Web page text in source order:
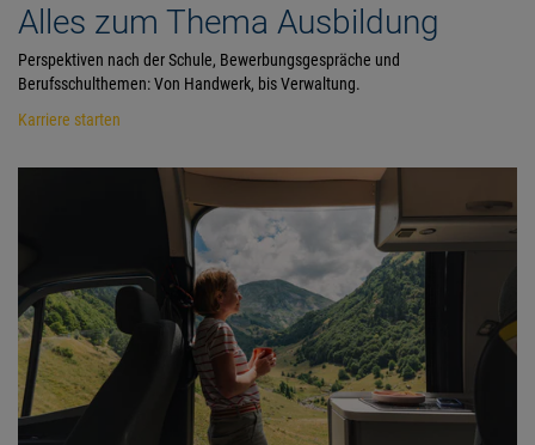
Alles zum Thema Ausbildung
Perspektiven nach der Schule, Bewerbungsgespräche und
Berufsschulthemen: Von Handwerk, bis Verwaltung.
Karriere starten